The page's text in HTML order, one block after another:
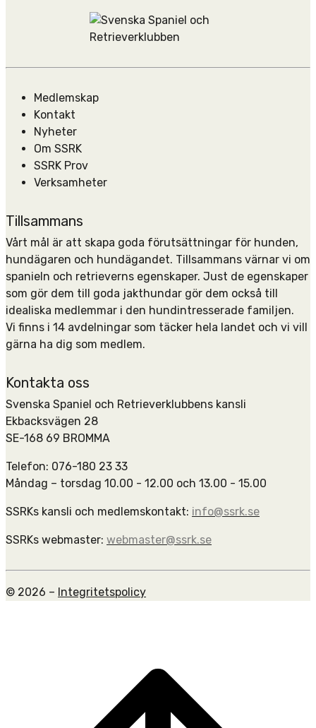
Medlemskap
Kontakt
Nyheter
Om SSRK
SSRK Prov
Verksamheter
Tillsammans
Vårt mål är att skapa goda förutsättningar för hunden,
hundägaren och hundägandet. Tillsammans värnar vi om
spanieln och retrieverns egenskaper. Just de egenskaper
som gör dem till goda jakthundar gör dem också till
idealiska medlemmar i den hundintresserade familjen.
Vi finns i 14 avdelningar som täcker hela landet och vi vill
gärna ha dig som medlem.
Kontakta oss
Svenska Spaniel och Retrieverklubbens kansli
Ekbacksvägen 28
SE-168 69 BROMMA
Telefon: 076-180 23 33
Måndag – torsdag 10.00 - 12.00 och 13.00 - 15.00
SSRKs kansli och medlemskontakt: info@ssrk.se
SSRKs webmaster: webmaster@ssrk.se
© 2026 – Integritetspolicy